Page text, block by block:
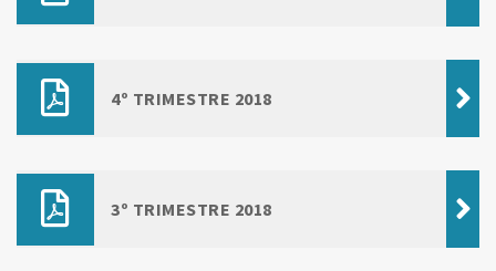
4º TRIMESTRE 2018
3º TRIMESTRE 2018